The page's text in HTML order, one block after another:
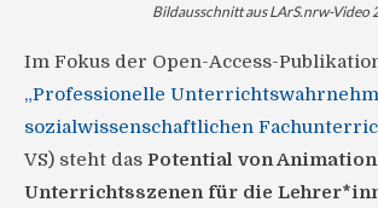
Bildausschnitt aus LArS.nrw-Video
Im Fokus der Open-Access-
„Professionelle
sozialwissenschaftlichen
VS) steht das Potential von
Unterrichtsszenen für die